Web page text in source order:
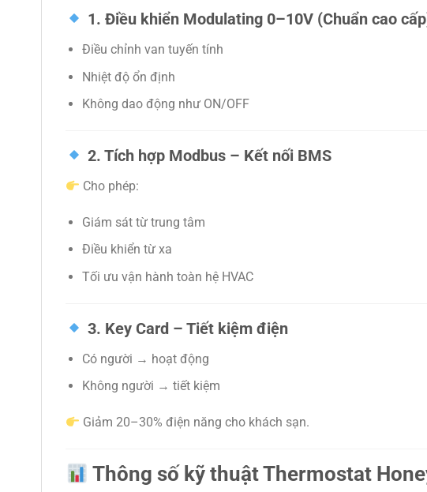
1. Điều khiển Modulating 0–10V (Chuẩn cao
Điều chỉnh van tuyến tính
Nhiệt độ ổn định
Không dao động như ON/OFF
2. Tích hợp Modbus – Kết nối BMS
Cho phép:
Giám sát từ trung tâm
Điều khiển từ xa
Tối ưu vận hành toàn hệ HVAC
3. Key Card – Tiết kiệm điện
Có người → hoạt động
Không người → tiết kiệm
Giảm 20–30% điện năng cho khách sạn.
Thông số kỹ thuật Thermostat